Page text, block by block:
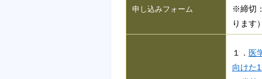
申し込みフォーム
※締切
ります
１． 医
向けた